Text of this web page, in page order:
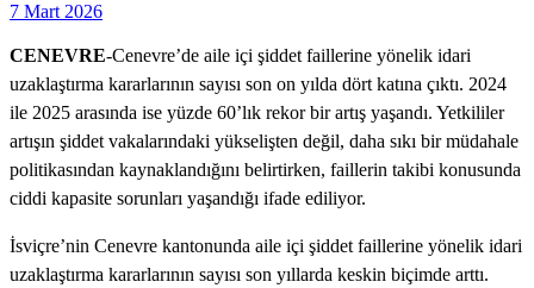
7 Mart 2026
CENEVRE-Cenevre’de aile içi şiddet faillerine yönelik idari
uzaklaştırma kararlarının sayısı son on yılda dört katına çıktı. 2024
ile 2025 arasında ise yüzde 60’lık rekor bir artış yaşandı. Yetkililer
artışın şiddet vakalarındaki yükselişten değil, daha sıkı bir müdahale
politikasından kaynaklandığını belirtirken, faillerin takibi konusunda
ciddi kapasite sorunları yaşandığı ifade ediliyor.
İsviçre’nin Cenevre kantonunda aile içi şiddet faillerine yönelik idari
uzaklaştırma kararlarının sayısı son yıllarda keskin biçimde arttı.